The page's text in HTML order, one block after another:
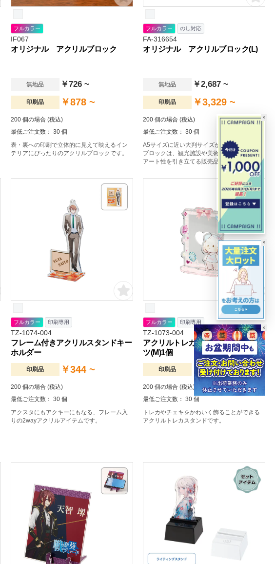
フルカラー
IF067
オリジナル アクリルブロック
無地品 ￥726 ~
印刷品 ￥878 ~
200 個の場合 (税込)
最低ご注文数： 30 個
表・裏への印刷で立体的に見えて映えるイン
テリアにぴったりのアクリルブロックです。
フルカラー のし対応
FA-316654
オリジナル アクリルブロック(L)
無地品 ￥2,687 ~
印刷品 ￥3,329 ~
200 個の場合 (税込)
最低ご注文数： 30 個
A5サイズに近い大判サイズが特徴のアクリル
ブロックは、観光施設や美術館、宿泊施設の
アート性を引き立てる販売品としておすすめ
フルカラー 印刷専用
TZ-1074-004
フレーム付きアクリルスタンドキー
ホルダー
印刷品 ￥344 ~
200 個の場合 (税込)
最低ご注文数： 30 個
アクスタにもアクキーにもなる、フレーム入
りの2wayアクリルアイテムです。
フルカラー 印刷専用
TZ-1073-004
アクリルトレカスタンド デコパー
ツ(M)1個
印刷品 ￥403 ~
200 個の場合 (税込)
最低ご注文数： 30 個
トレカやチェキをかわいく飾ることができる
アクリルトレカスタンドです。
×
×
×